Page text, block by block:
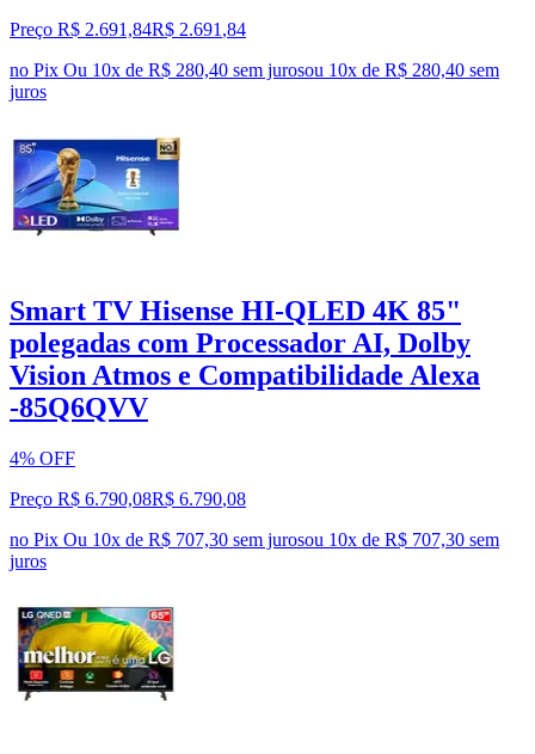
Preço R$ 2.691,84R$ 2.691 ,84
no Pix Ou 10x de R$ 280,40 sem jurosou 10x de R$ 280,40 sem
juros
Smart TV Hisense HI-QLED 4K 85"
polegadas com Processador AI, Dolby
Vision Atmos e Compatibilidade Alexa
-85Q6QVV
4% OFF
Preço R$ 6.790,08R$ 6.790,08
no Pix Ou 10x de R$ 707,30 sem jurosou 10x de R$ 707,30 sem
juros